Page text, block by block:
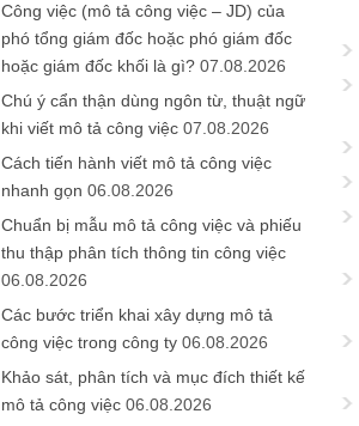
Công việc (mô tả công việc – JD) của
phó tổng giám đốc hoặc phó giám đốc
hoặc giám đốc khối là gì? 07.08.2026
Chú ý cẩn thận dùng ngôn từ, thuật ngữ
khi viết mô tả công việc 07.08.2026
Cách tiến hành viết mô tả công việc
nhanh gọn 06.08.2026
Chuẩn bị mẫu mô tả công việc và phiếu
thu thập phân tích thông tin công việc
06.08.2026
Các bước triển khai xây dựng mô tả
công việc trong công ty 06.08.2026
Khảo sát, phân tích và mục đích thiết kế
mô tả công việc 06.08.2026